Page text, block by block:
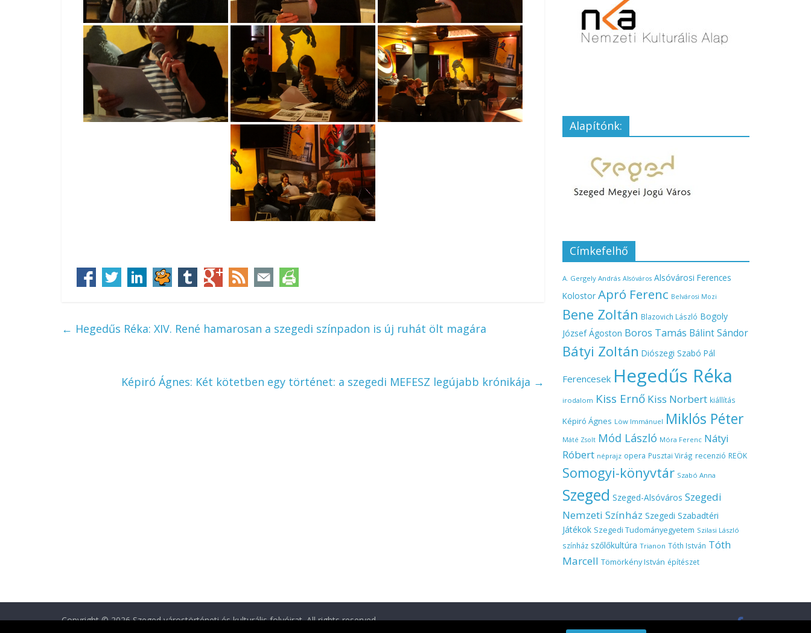
← Hegedűs Réka: XIV. René hamarosan a szegedi színpadon is új ruhát ölt magára
Képiró Ágnes: Két kötetben egy történet: a szegedi MEFESZ legújabb krónikája →
Alapítónk:
Címkefelhő
A. Gergely András Alsóváros Alsóvárosi Ferences
Kolostor Apró Ferenc Belvárosi Mozi
Bene Zoltán Blazovich László Bogoly
József Ágoston Boros Tamás Bálint Sándor
Bátyi Zoltán Diószegi Szabó Pál
Ferencesek Hegedűs Réka
irodalom Kiss Ernő Kiss Norbert kiállítás
Képiró Ágnes Löw Immánuel Miklós Péter
Máté Zsolt Mód László Móra Ferenc Nátyi
Róbert néprajz opera Pusztai Virág recenzió REÖK
Somogyi-könyvtár Szabó Anna
Szeged Szeged-Alsóváros Szegedi
Nemzeti Színház Szegedi Szabadtéri
Játékok Szegedi Tudományegyetem Szilasi László
színház szőlőkultúra Trianon Tóth István Tóth
Marcell Tömörkény István építészet
Copyright © 2026Szeged várostörténeti és kulturális folyóirat. All rights reserved.